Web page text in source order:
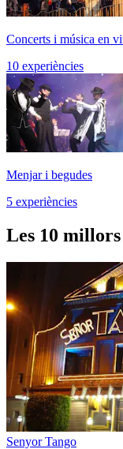
Concerts i música en
10 experiències
Menjar i begudes
5 experiències
Les 10
Senyor Tango